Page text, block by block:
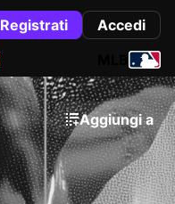
Registrati
Accedi
Aggiungi a